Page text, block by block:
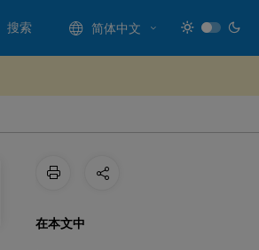
搜索 简体中文
在本文中